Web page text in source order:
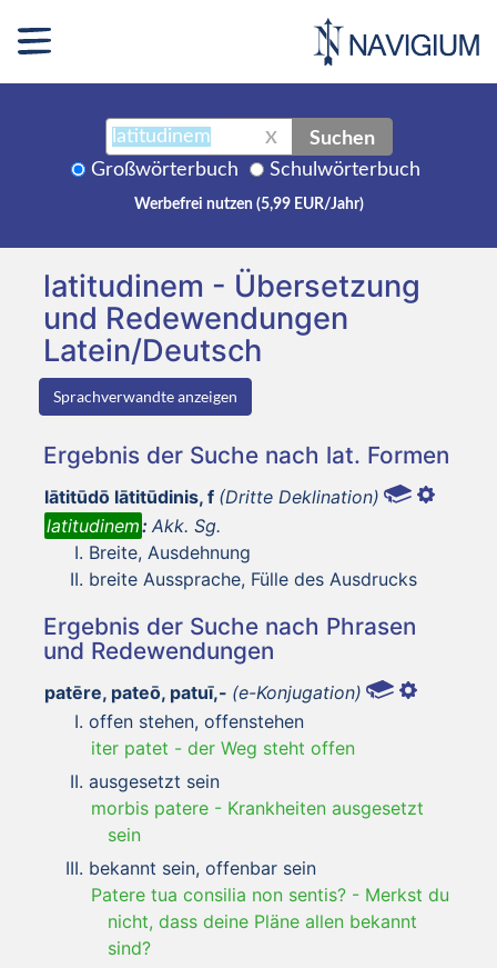
X Suchen
Großwörterbuch Schulwörterbuch
Werbefrei nutzen (5,99 EUR/Jahr)
latitudinem - Übersetzung
und Redewendungen
Latein/Deutsch
Sprachverwandte anzeigen
Ergebnis der Suche nach lat. Formen
lātitūdō lātitūdinis, f (Dritte Deklination)
latitudinem: Akk. Sg.
Breite, Ausdehnung
breite Aussprache, Fülle des Ausdrucks
Ergebnis der Suche nach Phrasen
und Redewendungen
patēre, pateō, patuī,- (e-Konjugation)
offen stehen, offenstehen
iter patet - der Weg steht offen
ausgesetzt sein
morbis patere - Krankheiten ausgesetzt
sein
bekannt sein, offenbar sein
Patere tua consilia non sentis? - Merkst du
nicht, dass deine Pläne allen bekannt
sind?